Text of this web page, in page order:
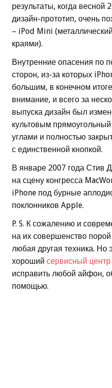
результаты, когда
дизайн-прототип, очень
– iPod Mini
краями).
Внутренние опасения по
сторон, из-за которых
большим, в конечном
внимание, и всего за
выпуска дизайн был
культовым
углами и полностью
с единственной кнопкой.
В январе 2007 года Стив
на сцену конгресса
iPhone под бурные
поклонников Apple.
P. S. К сожалению и
на их совершенство
любая другая техника. Но
хороший сервисный
исправить любой айфон,
помощью.